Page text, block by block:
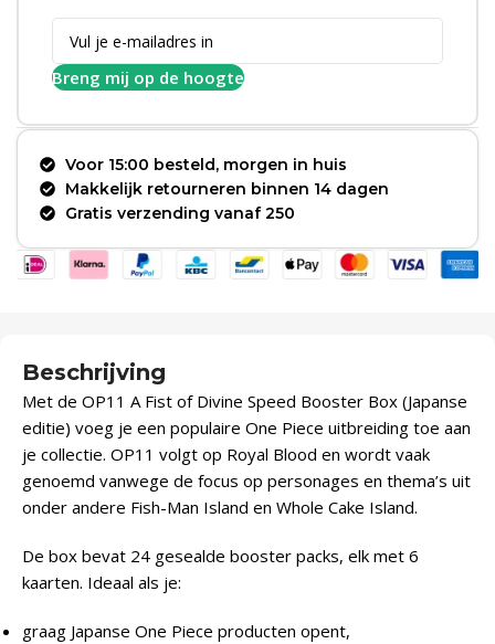
Breng mij op de hoogte
Voor 15:00 besteld, morgen in huis
Makkelijk retourneren binnen 14 dagen
Gratis verzending vanaf 250
Beschrijving
Met de OP11 A Fist of Divine Speed Booster Box (Japanse
editie) voeg je een populaire One Piece uitbreiding toe aan
je collectie. OP11 volgt op Royal Blood en wordt vaak
genoemd vanwege de focus op personages en thema’s uit
onder andere Fish-Man Island en Whole Cake Island.
De box bevat 24 gesealde booster packs, elk met 6
kaarten. Ideaal als je:
graag Japanse One Piece producten opent,